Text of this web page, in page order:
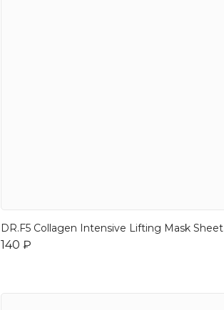
DR.F5 Collagen Intensive Lifting Mask Sheet
140 ₽